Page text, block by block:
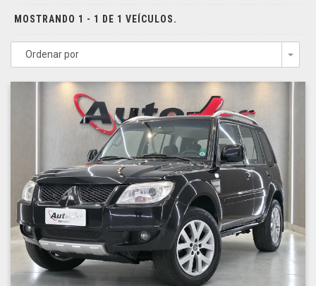
MOSTRANDO 1 - 1 DE 1 VEÍCULOS.
Ordenar por